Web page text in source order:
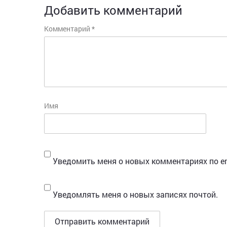
Добавить комментарий
Комментарий *
Имя
Уведомить меня о новых комментариях по
Уведомлять меня о новых записях почтой.